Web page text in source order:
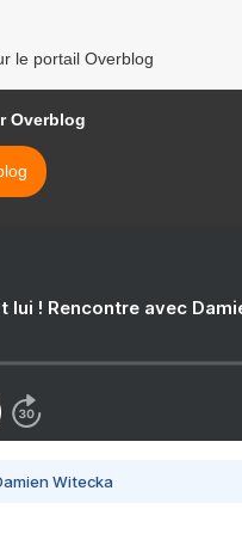
le portail Overblog
Overblog
lui ! Rencontre avec
Witecka